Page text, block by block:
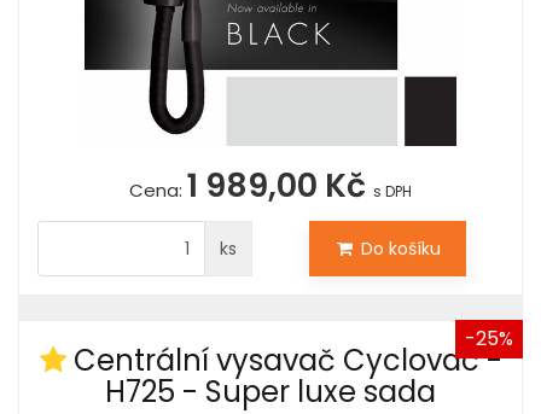
Cena: 1 989,00 Kč s DPH
ks Do košíku
-25%
Centrální vysavač Cyclovac -
H725 - Super luxe sada